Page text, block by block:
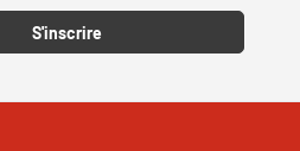
S'inscrire